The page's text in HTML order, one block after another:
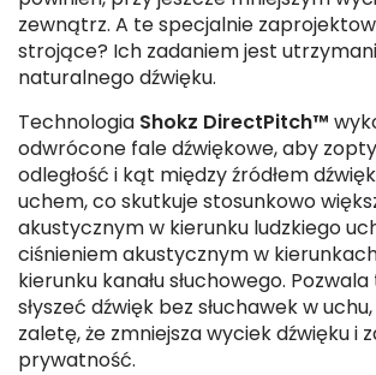
zewnątrz. A te specjalnie
strojące? Ich zadaniem jest
naturalnego dźwięku.
Technologia Shokz DirectPitch™
odwrócone fale dźwiękowe, aby
odległość i kąt między źródłem
uchem, co skutkuje stosunkowo
akustycznym w kierunku ludzkiego
ciśnieniem akustycznym w
kierunku kanału słuchowego.
słyszeć dźwięk bez słuchawek w
zaletę, że zmniejsza wyciek dźwięku i
prywatność.